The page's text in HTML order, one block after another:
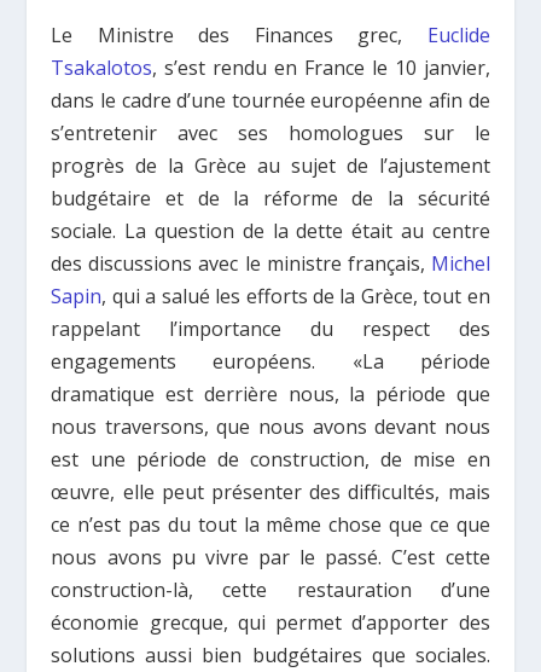
Le Ministre des Finances grec, Euclide
Tsakalotos, s’est rendu en France le 10 janvier,
dans le cadre d’une tournée européenne afin de
s’entretenir avec ses homologues sur le
progrès de la Grèce au sujet de l’ajustement
budgétaire et de la réforme de la sécurité
sociale. La question de la dette était au centre
des discussions avec le ministre français, Michel
Sapin, qui a salué les efforts de la Grèce, tout en
rappelant l’importance du respect des
engagements européens. «La période
dramatique est derrière nous, la période que
nous traversons, que nous avons devant nous
est une période de construction, de mise en
œuvre, elle peut présenter des difficultés, mais
ce n’est pas du tout la même chose que ce que
nous avons pu vivre par le passé. C’est cette
construction-là, cette restauration d’une
économie grecque, qui permet d’apporter des
solutions aussi bien budgétaires que sociales.